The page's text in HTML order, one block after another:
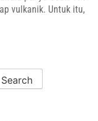
vulkanik. Untuk itu,